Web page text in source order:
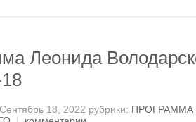
Леонида
18, 2022 рубрики: ПРОГРАММА